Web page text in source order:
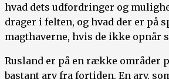
hvad dets udfordringer og
drager i felten, og hvad der er på
magthaverne, hvis de ikke opnår
Rusland er på en række områder
bastant arv fra fortiden. En arv,